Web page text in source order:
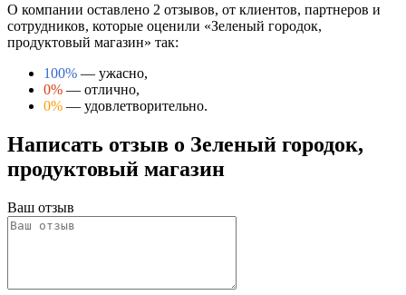
О компании оставлено 2 отзывов, от клиентов, партнеров и
сотрудников, которые оценили «Зеленый городок,
продуктовый магазин» так:
100% — ужасно,
0% — отлично,
0% — удовлетворительно.
Написать отзыв о Зеленый городок,
продуктовый магазин
Ваш отзыв